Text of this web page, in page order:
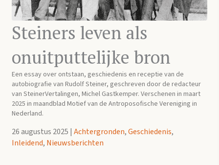
Steiners leven als
onuitputtelijke bron
Een essay over ontstaan, geschiedenis en receptie van de
autobiografie van Rudolf Steiner, geschreven door de redacteur
van SteinerVertalingen, Michel Gastkemper. Verschenen in maart
2025 in maandblad Motief van de Antroposofische Vereniging in
Nederland.
26 augustus 2025 | Achtergronden,Geschiedenis,
Inleidend, Nieuwsberichten